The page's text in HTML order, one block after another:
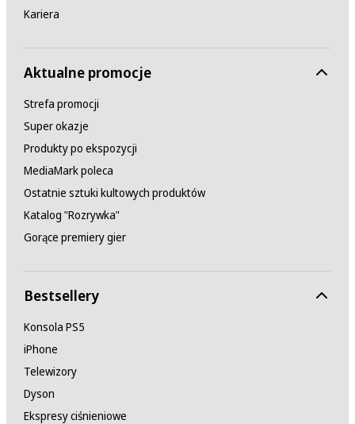
Kariera
Aktualne promocje
Strefa promocji
Super okazje
Produkty po ekspozycji
MediaMark poleca
Ostatnie sztuki kultowych produktów
Katalog "Rozrywka"
Gorące premiery gier
Bestsellery
Konsola PS5
iPhone
Telewizory
Dyson
Ekspresy ciśnieniowe